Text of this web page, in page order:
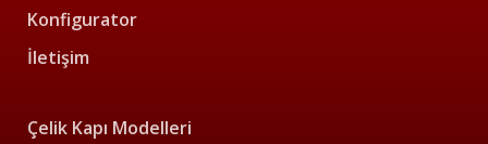
Konfigurator
İletişim
Çelik Kapı Modelleri